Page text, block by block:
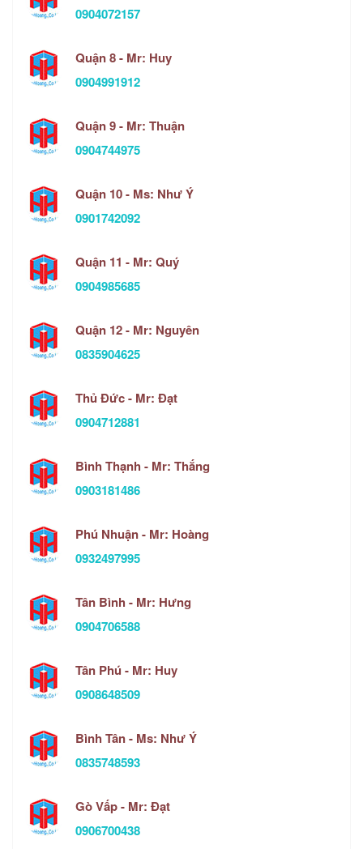
0904072157
Quận 8 - Mr: Huy
0904991912
Quận 9 - Mr: Thuận
0904744975
Quận 10 - Ms: Như Ý
0901742092
Quận 11 - Mr: Quý
0904985685
Quận 12 - Mr: Nguyên
0835904625
Thủ Đức - Mr: Đạt
0904712881
Bình Thạnh - Mr: Thắng
0903181486
Phú Nhuận - Mr: Hoàng
0932497995
Tân Bình - Mr: Hưng
0904706588
Tân Phú - Mr: Huy
0908648509
Bình Tân - Ms: Như Ý
0835748593
Gò Vấp - Mr: Đạt
0906700438